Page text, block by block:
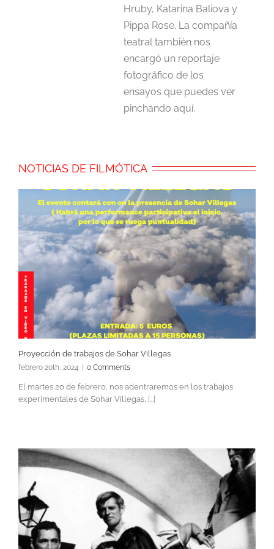
Hruby, Katarina Baliova y
Pippa Rose. La compañía
teatral también nos
encargó un reportaje
fotográfico de los
ensayos que puedes ver
pinchando aquí.
NOTICIAS DE FILMÓTICA
Proyección de trabajos de Sohar Villegas
febrero 20th, 2024 0 Comments
El martes 20 de febrero, nos adentraremos en los trabajos
experimentales de Sohar Villegas, [...]